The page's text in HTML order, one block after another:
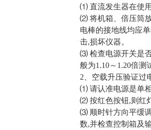
⑴ 直流发生器在使
⑵ 将机箱、倍压筒
电棒的接地线均应
击,损坏仪器。
⑶ 检查电源开关是
般为1.10～1.20倍测
2、空载升压验证过
⑴ 请认准电源是单
⑵ 按红色按钮,则红
⑶ 顺时针方向平缓
数,并检查控制箱及